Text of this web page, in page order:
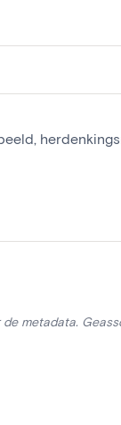
metadata.